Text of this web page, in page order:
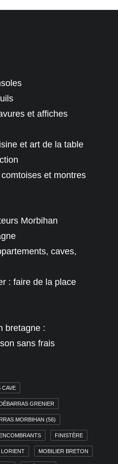
et affiches
et art de la table
et montres
Morbihan
caves,
: faire de la place
bretagne :
sans frais
CAVE
DÉBARRAS GRENIER
MORBIHAN (56)
ENCOMBRANTS FINISTÈRE
LORIENT MOBILIER BRETON